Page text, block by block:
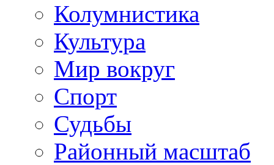
Колумнистика
Культура
Мир вокруг
Спорт
Судьбы
Районный масштаб